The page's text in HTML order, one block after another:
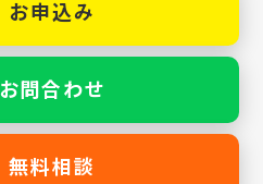
お申込み
お問合わせ
無料相談